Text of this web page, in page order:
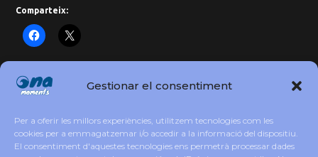
Gestionar el consentiment
Per a oferir les millors experiències, utilitzem tecnologies com les
cookies per a emmagatzemar i/o accedir a la informació del dispositiu.
El consentiment d'aquestes tecnologies ens permetrà processar dades
Comparteix:
és suficient